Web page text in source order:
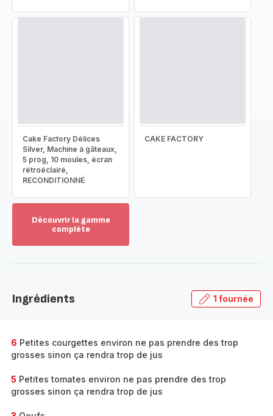
Cake Factory Délices
Silver, Machine à gâteaux,
5 prog, 10 moules, écran
rétroéclairé,
RECONDITIONNÉ
CAKE FACTORY
Découvrir la gamme
complète
gamme
Ingrédients 1 fournée
6 Petites courgettes environ ne pas prendre des trop
grosses sinon ça rendra trop de jus
5 Petites tomates environ ne pas prendre des trop
grosses sinon ça rendra trop de jus